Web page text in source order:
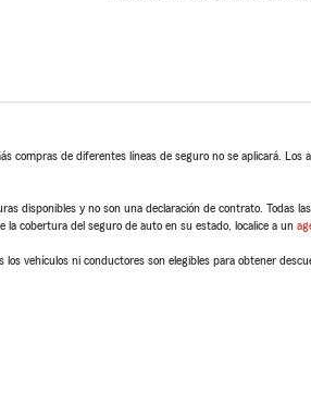
compras de diferentes líneas de seguro no se aplicará.
disponibles y no son una declaración de contrato. Todas
la cobertura del seguro de auto en su estado, localice a un
vehículos ni conductores son elegibles para obtener